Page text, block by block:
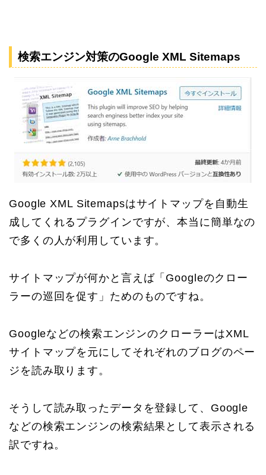
検索エンジン対策のGoogle XML Sitemaps
Google XML Sitemapsはサイトマップを自動生
成してくれるプラグインですが、本当に簡単なの
で多くの人が利用しています。
サイトマップが何かと言えば「Googleのクロー
ラーの巡回を促す」ためのものですね。
Googleなどの検索エンジンのクローラーはXML
サイトマップを元にしてそれぞれのブログのペー
ジを読み取ります。
そうして読み取ったデータを登録して、Google
などの検索エンジンの検索結果として表示される
訳ですね。